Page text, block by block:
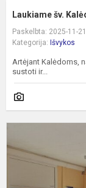
Laukiame šv.
Paskelbta: 2025-11-21
Kategorija: Išvykos
Artėjant Kalėdoms,
sustoti ir...